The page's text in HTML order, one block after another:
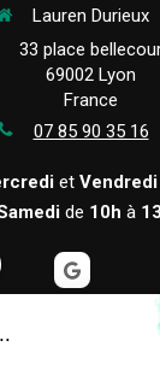
Lauren Durieux
33 place
69002 Lyon
France
07 85 90 35 16
et Vendredi
de 10h à
Hypnothérapie